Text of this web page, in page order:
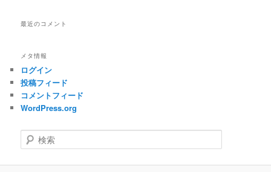
最近のコメント
メタ情報
ログイン
投稿フィード
コメントフィード
WordPress.org
検
索